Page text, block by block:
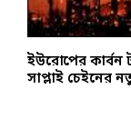
ইউরোপের কার্বন
সাপ্লাই চেইনের